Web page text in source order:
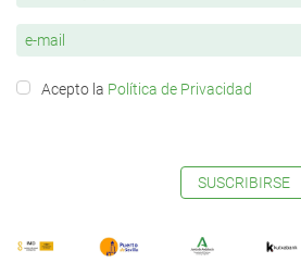
Acepto la Política de Privacidad
SUSCRIBIRSE